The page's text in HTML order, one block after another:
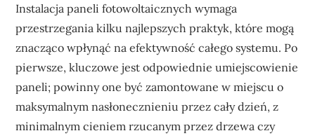
Instalacja paneli fotowoltaicznych wymaga
przestrzegania kilku najlepszych praktyk, które mogą
znacząco wpłynąć na efektywność całego systemu. Po
pierwsze, kluczowe jest odpowiednie umiejscowienie
paneli; powinny one być zamontowane w miejscu o
maksymalnym nasłonecznieniu przez cały dzień, z
minimalnym cieniem rzucanym przez drzewa czy